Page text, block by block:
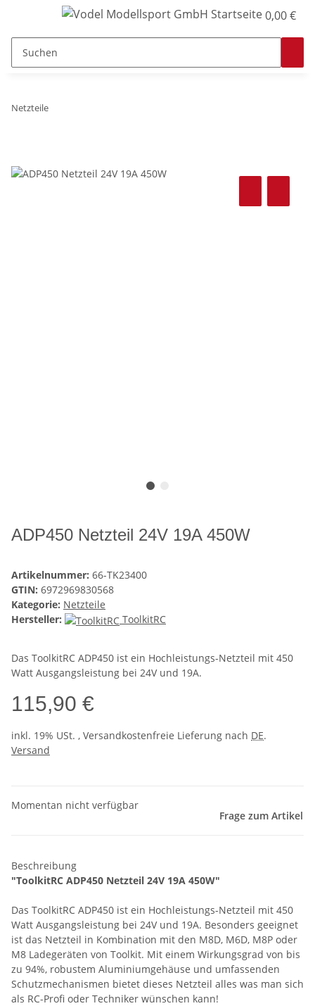
0,00 €
Netzteile
ADP450 Netzteil 24V 19A 450W
Artikelnummer: 66-TK23400
GTIN: 6972969830568
Kategorie: Netzteile
Hersteller:
ToolkitRC
Das ToolkitRC ADP450 ist ein Hochleistungs-Netzteil mit 450
Watt Ausgangsleistung bei 24V und 19A.
115,90 €
inkl. 19% USt. , Versandkostenfreie Lieferung nach DE.
Versand
Momentan nicht verfügbar
Frage zum Artikel
Beschreibung
"ToolkitRC ADP450 Netzteil 24V 19A 450W"
Das ToolkitRC ADP450 ist ein Hochleistungs-Netzteil mit 450
Watt Ausgangsleistung bei 24V und 19A. Besonders geeignet
ist das Netzteil in Kombination mit den M8D, M6D, M8P oder
M8 Ladegeräten von Toolkit. Mit einem Wirkungsgrad von bis
zu 94%, robustem Aluminiumgehäuse und umfassenden
Schutzmechanismen bietet dieses Netzteil alles was man sich
als RC-Profi oder Techniker wünschen kann!